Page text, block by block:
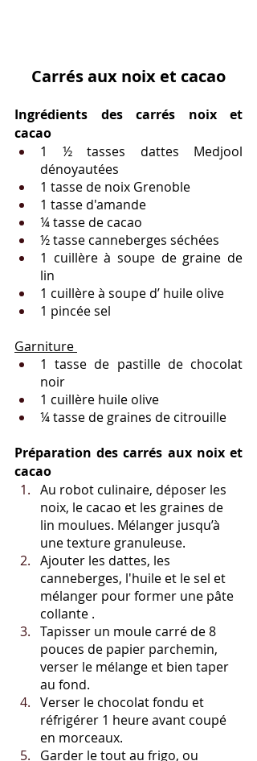
Carrés aux noix et cacao
Ingrédients des carrés noix et
cacao
1 ½ tasses dattes Medjool
dénoyautées
1 tasse de noix Grenoble
1 tasse d'amande
¼ tasse de cacao
½ tasse canneberges séchées
1 cuillère à soupe de graine de
lin
1 cuillère à soupe d’ huile olive
1 pincée sel
Garniture
1 tasse de pastille de chocolat
noir
1 cuillère huile olive
¼ tasse de graines de citrouille
Préparation des carrés aux noix et
cacao
Au robot culinaire, déposer les
noix, le cacao et les graines de
lin moulues. Mélanger jusqu’à
une texture granuleuse.
Ajouter les dattes, les
canneberges, l'huile et le sel et
mélanger pour former une pâte
collante .
Tapisser un moule carré de 8
pouces de papier parchemin,
verser le mélange et bien taper
au fond.
Verser le chocolat fondu et
réfrigérer 1 heure avant coupé
en morceaux.
Garder le tout au frigo, ou